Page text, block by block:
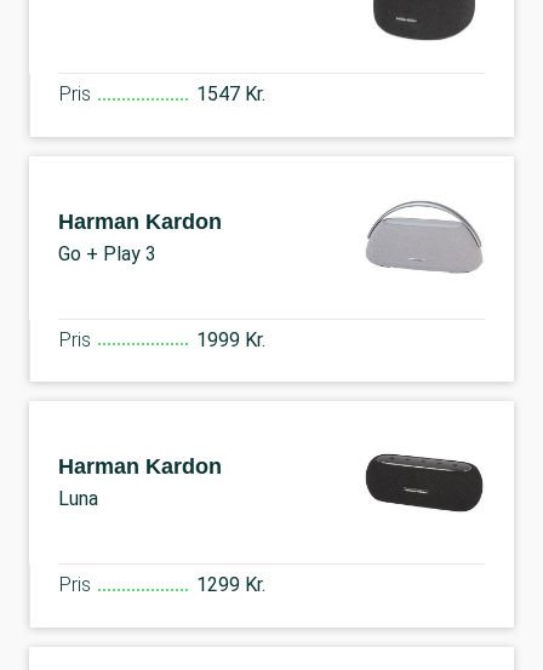
Pris 1547 Kr.
Harman Kardon
Go + Play 3
Pris 1999 Kr.
Harman Kardon
Luna
Pris 1299 Kr.